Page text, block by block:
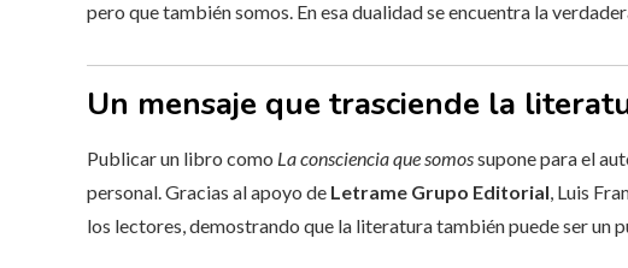
pero que también somos. En esa dualidad se encuentra la
Un mensaje que trasciende la
Publicar un libro como La consciencia que somossupone para el
personal. Gracias al apoyo de Letrame Grupo Editorial, Luis
los lectores, demostrando que la literatura también puede ser un